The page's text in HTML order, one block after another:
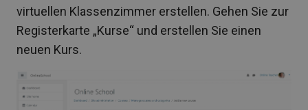
virtuellen Klassenzimmer erstellen. Gehen Sie zur
Registerkarte „Kurse“ und erstellen Sie einen
neuen Kurs.